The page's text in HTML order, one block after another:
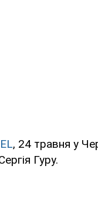
, 24 травня у
Гуру.